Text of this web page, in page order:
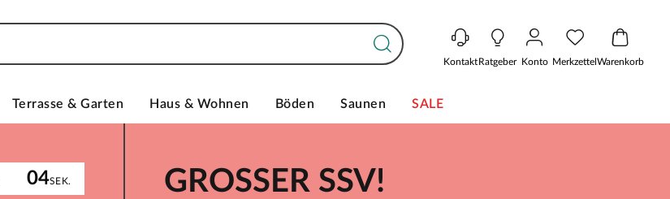
KontaktRatgeber Konto MerkzettelWarenkorb
Terrasse & Garten Haus & Wohnen Böden Saunen SALE
04SEK. GROSSER SSV!